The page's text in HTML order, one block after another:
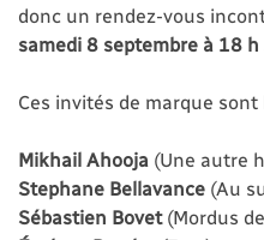
donc un rendez-vous
samedi 8 septembre à 18
Ces invités de marque sont
Mikhail Ahooja (Une autre
Stephane Bellavance (Au
Sébastien Bovet(Mordus